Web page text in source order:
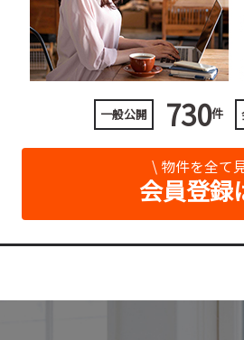
一般公開 730件
\ 物件を全て
会員登録